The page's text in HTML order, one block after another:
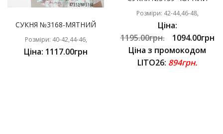
СУКНЯ №3168-МЯТНИЙ
Розміри: 40-42,44-46,
Ціна: 1117.00грн
Розміри: 42-44,46-48,
Ціна:
1195.00грн.
1094.00грн
Ціна з промокодом
LITO26: 894грн.